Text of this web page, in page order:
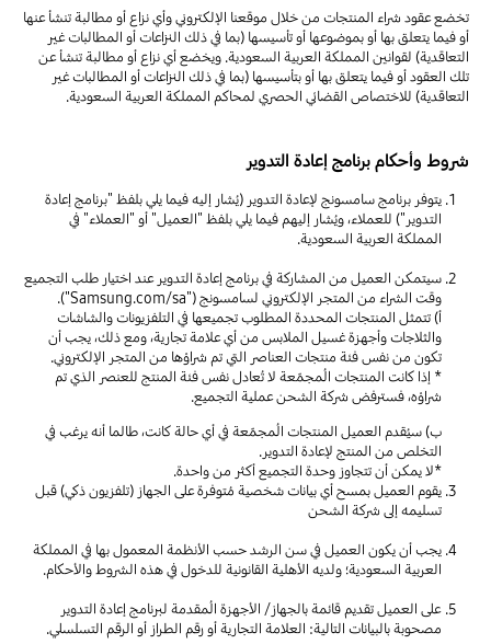
تخضع عقود شراء المنتجات من خلال موقعنا الإلكتروني وأي نزاع أو مطالبة تنشأ عنها
أو فيما يتعلق بها أو بموضوعها أو تأسيسها (بما في ذلك النزاعات أو المطالبات غير
التعاقدية) لقوانين المملكة العربية السعودية. ويخضع أي نزاع أو مطالبة تنشأ عن
تلك العقود أو فيما يتعلق بها أو بتأسيسها (بما في ذلك النزاعات أو المطالبات غير
التعاقدية) للاختصاص القضائي الحصري لمحاكم المملكة العربية السعودية.
شروط وأحكام برنامج إعادة التدوير
يتوفر برنامج سامسونج لإعادة التدوير (يُشار إليه فيما يلي بلفظ "برنامج إعادة
التدوير") للعملاء، ويُشار إليهم فيما يلي بلفظ "العميل" أو "العملاء" في
المملكة العربية السعودية.
سيتمكن العميل من المشاركة في برنامج إعادة التدوير عند اختيار طلب التجميع
وقت الشراء من المتجر الإلكتروني لسامسونج ("Samsung.com/sa").
أ) تتمثل المنتجات المحددة المطلوب تجميعها في التلفزيونات والشاشات
والثلاجات وأجهزة غسيل الملابس من أي علامة تجارية، ومع ذلك، يجب أن
تكون من نفس فئة منتجات العناصر التي تم شراؤها من المتجر الإلكتروني.
* إذا كانت المنتجات المُجمّعة لا تُعادل نفس فئة المنتج للعنصر الذي تم
شراؤه، فسترفض شركة الشحن عملية التجميع.
ب) سيُقدم العميل المنتجات المُجمّعة في أي حالة كانت، طالما أنه يرغب في
التخلص من المنتج لإعادة التدوير.
*لا يمكن أن تتجاوز وحدة التجميع أكثر من واحدة.
يقوم العميل بمسح أي بيانات شخصية مُتوفرة على الجهاز (تلفزيون ذكي) قبل
تسليمه إلى شركة الشحن
يجب أن يكون العميل في سن الرشد حسب الأنظمة المعمول بها في المملكة
العربية السعودية؛ ولديه الأهلية القانونية للدخول في هذه الشروط والأحكام.
على العميل تقديم قائمة بالجهاز/ الأجهزة المُقدمة لبرنامج إعادة التدوير
مصحوبة بالبيانات التالية: العلامة التجارية أو رقم الطراز أو الرقم التسلسلي.